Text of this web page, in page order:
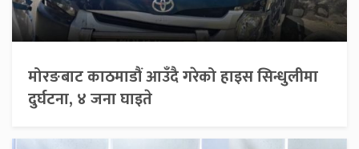
मोरङबाट काठमाडौं आउँदै गरेको हाइस सिन्धुलीमा
दुर्घटना, ४ जना घाइते